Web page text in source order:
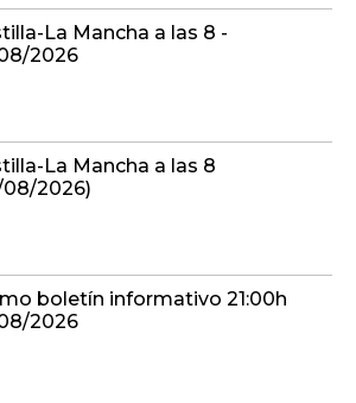
La Mancha a las 8 -
2026
La Mancha a las 8
08/2026)
boletín informativo 21:00h
2026